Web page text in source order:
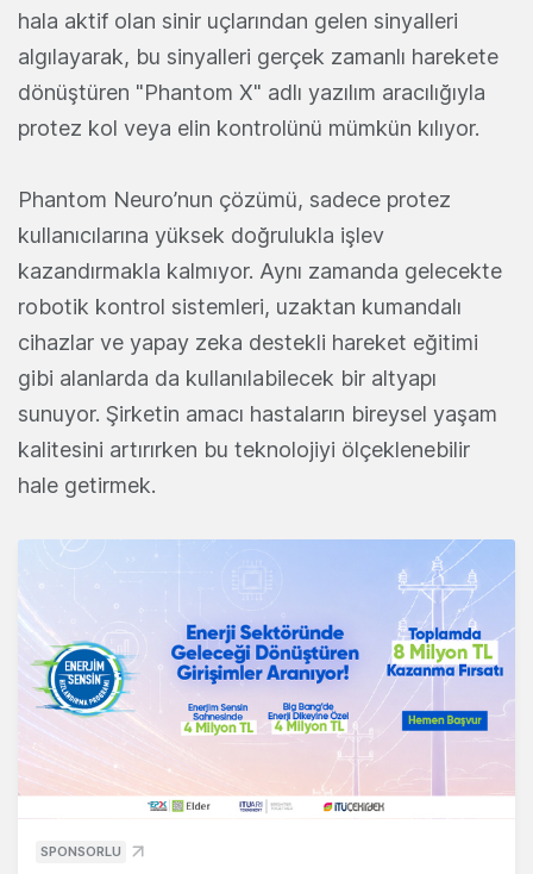
hala aktif olan sinir uçlarından gelen sinyalleri
algılayarak, bu sinyalleri gerçek zamanlı harekete
dönüştüren "Phantom X" adlı yazılım aracılığıyla
protez kol veya elin kontrolünü mümkün kılıyor.
Phantom Neuro’nun çözümü, sadece protez
kullanıcılarına yüksek doğrulukla işlev
kazandırmakla kalmıyor. Aynı zamanda gelecekte
robotik kontrol sistemleri, uzaktan kumandalı
cihazlar ve yapay zeka destekli hareket eğitimi
gibi alanlarda da kullanılabilecek bir altyapı
sunuyor. Şirketin amacı hastaların bireysel yaşam
kalitesini artırırken bu teknolojiyi ölçeklenebilir
hale getirmek.
SPONSORLU